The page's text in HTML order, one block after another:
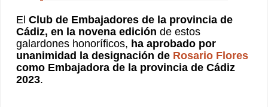
ElClub de Embajadores de la provincia de
Cádiz, en la novena edición de estos
galardones honoríficos, ha aprobado por
unanimidad la designación de Rosario Flores
como Embajadora de la provincia de Cádiz
2023.